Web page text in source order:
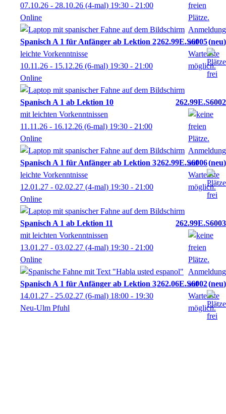
07.10.26 - 28.10.26 (4-mal) 19:30 - 21:00
Online
Spanisch A 1 für Anfänger ab Lektion 2262.99E.S6005 neu
leichte Vorkenntnisse
10.11.26 - 15.12.26 (6-mal) 19:30 - 21:00
Online
Spanisch A 1 ab Lektion 10
262.99E.S6002
mit leichten Vorkenntnissen
11.11.26 - 16.12.26 (6-mal) 19:30 - 21:00
Online
Spanisch A 1 für Anfänger ab Lektion 3262.99E.S6006 neu
leichte Vorkenntnisse
12.01.27 - 02.02.27 (4-mal) 19:30 - 21:00
Online
Spanisch A 1 ab Lektion 11
262.99E.S6003
mit leichten Vorkenntnissen
13.01.27 - 03.02.27 (4-mal) 19:30 - 21:00
Online
Spanisch A 1 für Anfänger ab Lektion 3262.06E.S6002 neu
14.01.27 - 25.02.27 (6-mal) 18:00 - 19:30
Neu-Ulm Pfuhl